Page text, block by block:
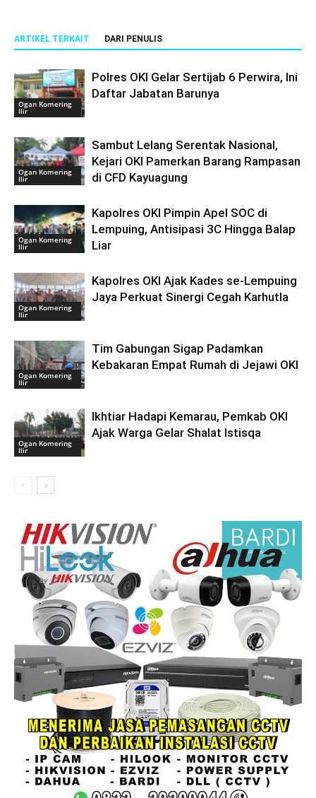
ARTIKEL TERKAIT DARI PENULIS
Ogan Komering
Ilir
Polres OKI Gelar Sertijab 6 Perwira, Ini
Daftar Jabatan Barunya
Ogan Komering
Ilir
Sambut Lelang Serentak Nasional,
Kejari OKI Pamerkan Barang Rampasan
di CFD Kayuagung
Ogan Komering
Ilir
Kapolres OKI Pimpin Apel SOC di
Lempuing, Antisipasi 3C Hingga Balap
Liar
Ogan Komering
Ilir
Kapolres OKI Ajak Kades se-Lempuing
Jaya Perkuat Sinergi Cegah Karhutla
Ogan Komering
Ilir
Tim Gabungan Sigap Padamkan
Kebakaran Empat Rumah di Jejawi OKI
Ogan Komering
Ilir
Ikhtiar Hadapi Kemarau, Pemkab OKI
Ajak Warga Gelar Shalat Istisqa